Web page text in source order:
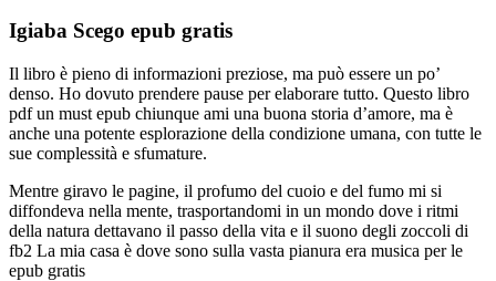
Igiaba Scego epub gratis
Il libro è pieno di informazioni preziose, ma può essere un po’
denso. Ho dovuto prendere pause per elaborare tutto. Questo libro
pdf un must epub chiunque ami una buona storia d’amore, ma è
anche una potente esplorazione della condizione umana, con tutte le
sue complessità e sfumature.
Mentre giravo le pagine, il profumo del cuoio e del fumo mi si
diffondeva nella mente, trasportandomi in un mondo dove i ritmi
della natura dettavano il passo della vita e il suono degli zoccoli di
fb2 La mia casa è dove sono sulla vasta pianura era musica per le
epub gratis